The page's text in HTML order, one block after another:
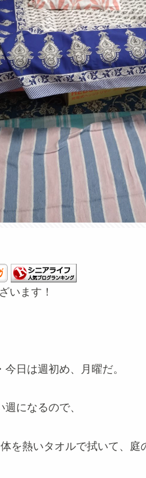
います！
日は週初め、月曜だ。
になるので、
を熱いタオルで拭いて、庭